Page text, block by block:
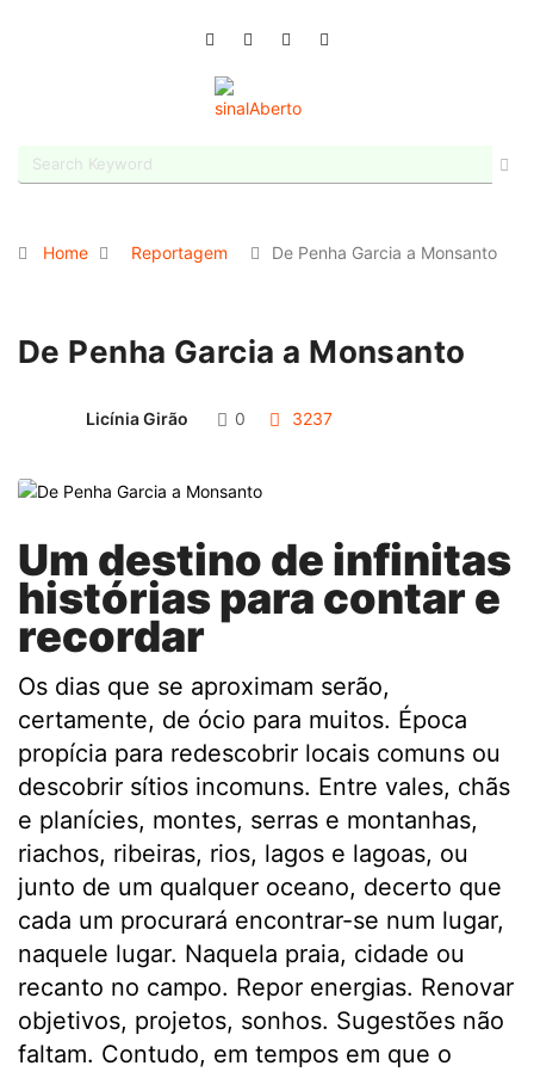
Home Reportagem De Penha Garcia a Monsanto
De Penha Garcia a Monsanto
Licínia Girão 0 3237
Um destino de infinitas
histórias para contar e
recordar
Os dias que se aproximam serão,
certamente, de ócio para muitos. Época
propícia para redescobrir locais comuns ou
descobrir sítios incomuns. Entre vales, chãs
e planícies, montes, serras e montanhas,
riachos, ribeiras, rios, lagos e lagoas, ou
junto de um qualquer oceano, decerto que
cada um procurará encontrar-se num lugar,
naquele lugar. Naquela praia, cidade ou
recanto no campo. Repor energias. Renovar
objetivos, projetos, sonhos. Sugestões não
faltam. Contudo, em tempos em que o